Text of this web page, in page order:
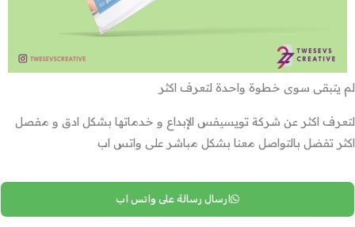
لم يتبقى سوى خطوة واحدة لتعرف اكثر
لتعرف اكثر عن شركة تويسيفس الإبداع و خدماتها بشكل ادق و مفصل
اكثر تفضل بالتواصل معنا بشكل مباشر على واتس اب
ارسال رسالة على واتس اب